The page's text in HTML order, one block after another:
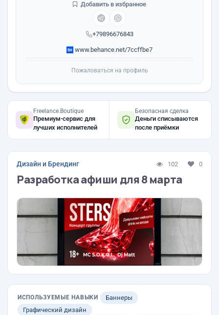
+79896676843
www.behance.net/7ccffbe7
Добавить в избранное
Пожаловаться на профиль
Freelance.Boutique
Премиум-сервис для
лучших исполнителей
Безопасная сделка
Деньги списываются
после приёмки
Дизайн и Брендинг 102 0
Разработка афиши для 8 марта
ИСПОЛЬЗУЕМЫЕ НАВЫКИ
Баннеры
Графический дизайн